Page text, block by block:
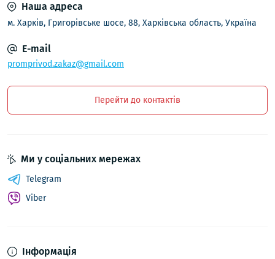
Наша адреса
м. Харків, Григорівське шосе, 88, Харківська область, Україна
E-mail
promprivod.zakaz@gmail.com
Перейти до контактів
Інформація
Ми у соціальних мережах
Telegram
Viber